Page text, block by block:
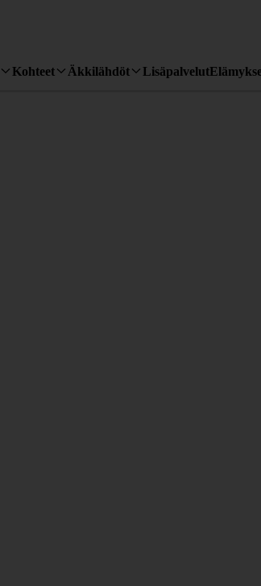
Kohteet Äkkilähdöt Lisäpalvelut